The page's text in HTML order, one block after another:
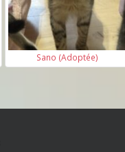
Sano (Adoptée)